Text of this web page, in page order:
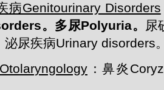
病Genitourinary Disorders
。多尿Polyuria。
尿
泌尿疾病Urinary disorders
：鼻炎